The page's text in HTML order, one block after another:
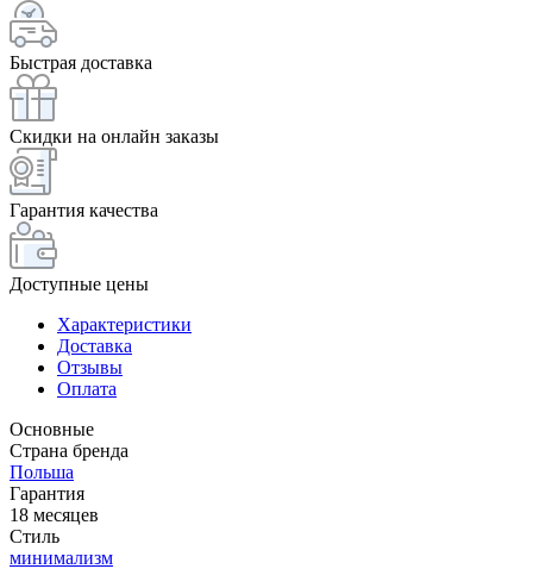
Быстрая доставка
Скидки на онлайн заказы
Гарантия качества
Доступные цены
Характеристики
Доставка
Отзывы
Оплата
Основные
Страна бренда
Польша
Гарантия
18 месяцев
Стиль
минимализм